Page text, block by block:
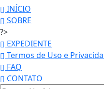
INÍCIO
SOBRE
?>
EXPEDIENTE
Termos de Uso e
FAQ
CONTATO
Termos de Uso e